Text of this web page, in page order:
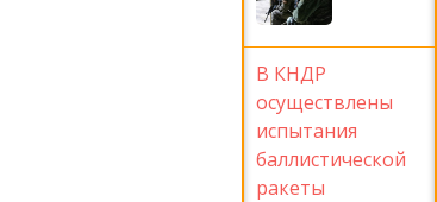
В КНДР
осуществлены
испытания
баллистической
ракеты